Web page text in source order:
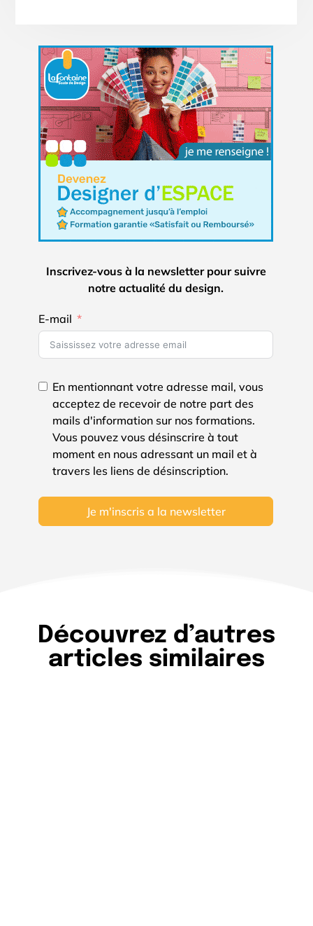
Inscrivez-vous à la newsletter pour suivre
notre actualité du design.
E-mail
En mentionnant votre adresse mail, vous
acceptez de recevoir de notre part des
mails d'information sur nos formations.
Vous pouvez vous désinscrire à tout
moment en nous adressant un mail et à
travers les liens de désinscription.
Je m'inscris a la newsletter
Découvrez d’autres
articles similaires